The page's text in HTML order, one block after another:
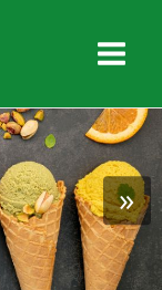
Menu
»